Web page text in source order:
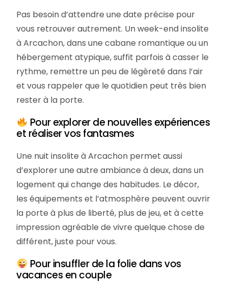
Pas besoin d’attendre une date précise pour
vous retrouver autrement. Un week-end insolite
à Arcachon, dans une cabane romantique ou un
hébergement atypique, suffit parfois à casser le
rythme, remettre un peu de légèreté dans l’air
et vous rappeler que le quotidien peut très bien
rester à la porte.
Pour explorer de nouvelles expériences
et réaliser vos fantasmes
Une nuit insolite à Arcachon permet aussi
d’explorer une autre ambiance à deux, dans un
logement qui change des habitudes. Le décor,
les équipements et l’atmosphère peuvent ouvrir
la porte à plus de liberté, plus de jeu, et à cette
impression agréable de vivre quelque chose de
différent, juste pour vous.
Pour insuffler de la folie dans vos
vacances en couple